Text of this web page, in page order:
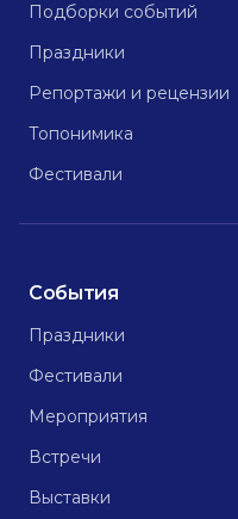
Подборки событий
Праздники
Репортажи и рецензии
Топонимика
Фестивали
События
Праздники
Фестивали
Мероприятия
Встречи
Выставки